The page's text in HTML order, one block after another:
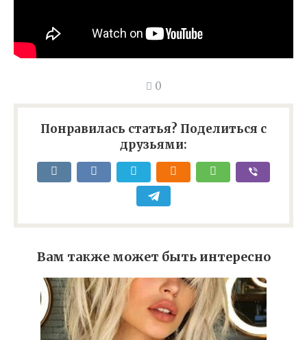
0
Понравилась статья? Поделиться с
друзьями:
Вам также может быть интересно